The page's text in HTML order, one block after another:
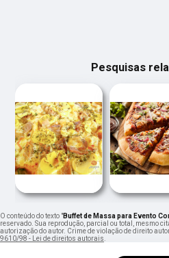
Pesquisas
‹
O conteúdo do texto "Buffet de Massa para Evento
reservado. Sua reprodução, parcial ou total, mesmo
autorização do autor. Crime de violação de direito
9610/98 - Lei de direitos autorais